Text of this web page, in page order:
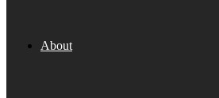
About